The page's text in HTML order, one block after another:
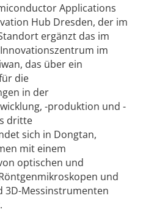
Applications
Hub Dresden, der im
ergänzt das im
im
das über ein
die
in der
-produktion und -
dritte
sich in Dongtan,
mit einem
optischen und
und
3D-Messinstrumenten